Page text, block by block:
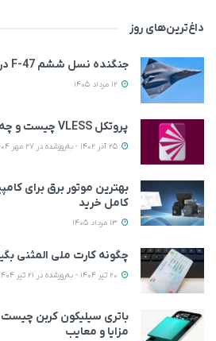
داغ‌ترین‌های روز
جنگنده نسل ششم F-47 در مسیر نخستین پرواز
پروتکل VLESS چیست و چه کاربردهایی دارد؟
بهترین موتور برق برای
کامل خرید
چگونه کارت ملی المثنی
باتری سیلیکون کربن
مزایا و معایب